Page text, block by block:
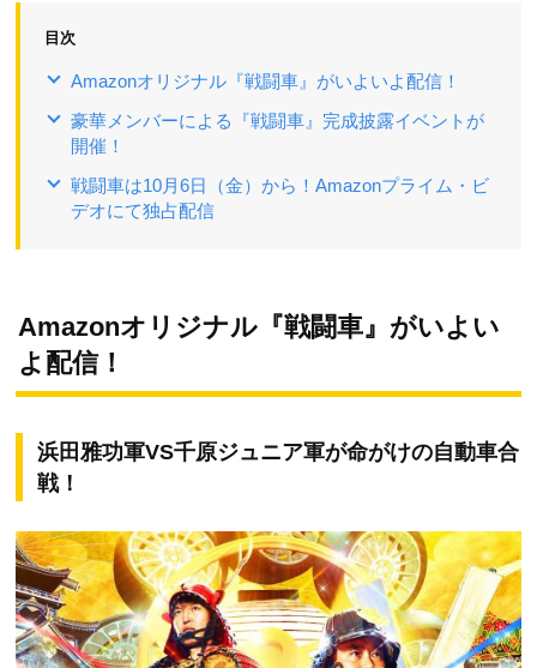
目次
Amazonオリジナル『戦闘車』がいよいよ配信！
豪華メンバーによる『戦闘車』完成披露イベントが
開催！
戦闘車は10月6日（金）から！Amazonプライム・ビ
デオにて独占配信
Amazonオリジナル『戦闘車』がいよい
よ配信！
浜田雅功軍VS千原ジュニア軍が命がけの自動車合
戦！